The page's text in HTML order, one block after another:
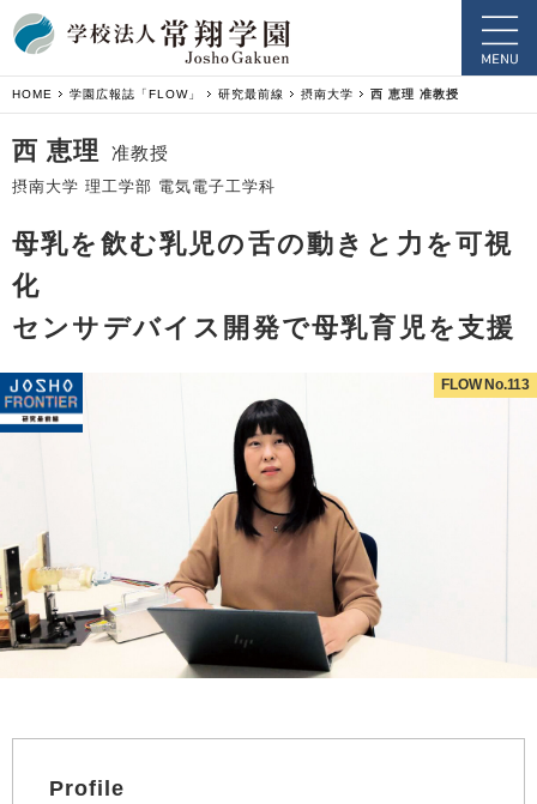
HOME 学園広報誌「FLOW」 研究最前線 摂南大学 西 恵理 准教授
西 恵理 准教授
摂南大学 理工学部 電気電子工学科
母乳を飲む乳児の舌の動きと力を可視
化
センサデバイス開発で母乳育児を支援
FLOW No.113
Profile